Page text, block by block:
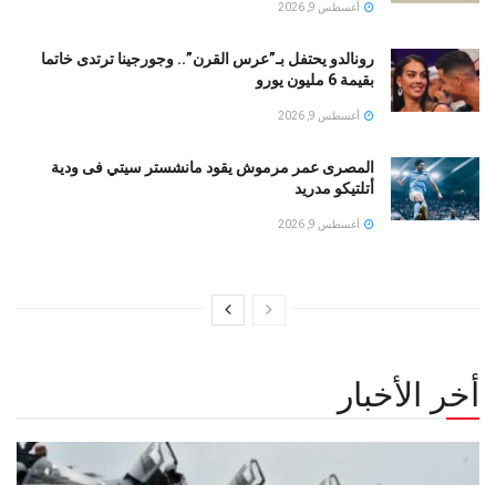
أغسطس 9, 2026
رونالدو يحتفل بـ”عرس القرن”.. وجورجينا ترتدى خاتما
بقيمة 6 مليون يورو
أغسطس 9, 2026
المصرى عمر مرموش يقود مانشستر سيتي فى ودية
أتلتيكو مدريد
أغسطس 9, 2026
أخر الأخبار